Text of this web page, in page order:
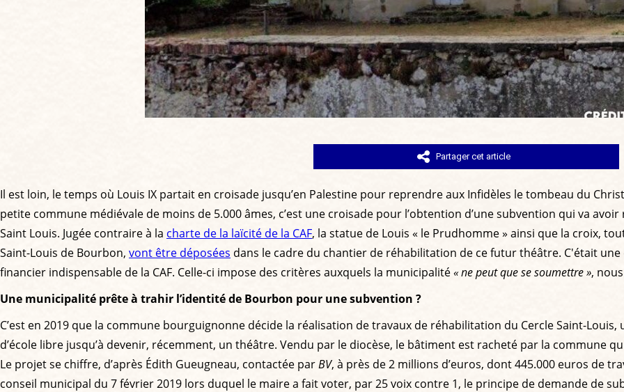
Partager cet article
Il est loin, le temps où Louis IX partait en croisade jusqu’en Palestine pour reprendre aux Infidèles le tombeau du
petite commune médiévale de moins de 5.000 âmes, c’est une croisade pour l’obtention d’une subvention qui va
Saint Louis. Jugée contraire à la charte de la laïcité de la CAF, la statue de Louis « le Prudhomme » ainsi que la croix,
Saint-Louis de Bourbon, vont être déposées dans le cadre du chantier de réhabilitation de ce futur théâtre. C'était
financier indispensable de la CAF. Celle-ci impose des critères auxquels la municipalité« ne peut que se soumettre »,
Une municipalité prête à trahir l’identité de Bourbon pour une subvention ?
C’est en 2019 que la commune bourguignonne décide la réalisation de travaux de réhabilitation du Cercle Saint-
d’école libre jusqu’à devenir, récemment, un théâtre. Vendu par le diocèse, le bâtiment est racheté par la commune
Le projet se chiffre, d’après Édith Gueugneau, contactée parBV, à près de 2 millions d’euros, dont 445.000 euros de
conseil municipal du 7 février 2019 lors duquel le maire a fait voter, par 25 voix contre 1, le principe de demande de